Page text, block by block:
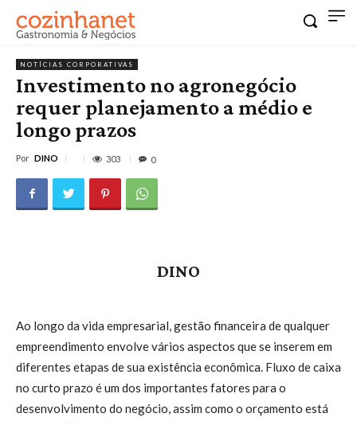
NOTÍCIAS CORPORATIVAS
Investimento no agronegócio
requer planejamento a médio e
longo prazos
Por DINO 303 0
DINO
Ao longo da vida empresarial, gestão financeira de qualquer
empreendimento envolve vários aspectos que se inserem em
diferentes etapas de sua existência econômica. Fluxo de caixa
no curto prazo é um dos importantes fatores para o
desenvolvimento do negócio, assim como o orçamento está